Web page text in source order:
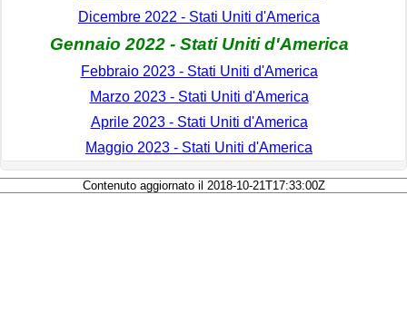
Dicembre 2022 - Stati Uniti d'America
Gennaio 2022 - Stati Uniti d'America
Febbraio 2023 - Stati Uniti d'America
Marzo 2023 - Stati Uniti d'America
Aprile 2023 - Stati Uniti d'America
Maggio 2023 - Stati Uniti d'America
Contenuto aggiornato il 2018-10-21T17:33:00Z